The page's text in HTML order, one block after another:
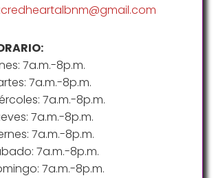
7a.m.-8p.m.
7a.m.-8p.m.
7a.m.-8p.m.
7a.m.-8p.m.
7a.m.-8p.m.
7a.m.-8p.m.
7a.m.-8p.m.